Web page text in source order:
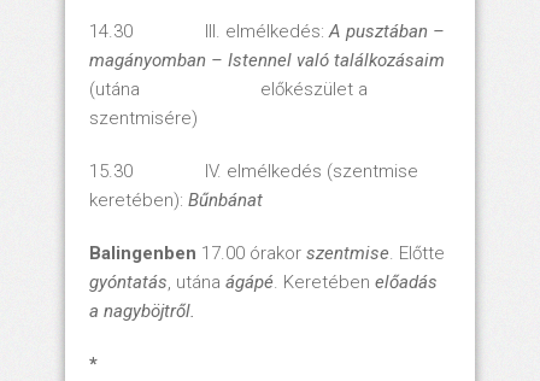
14.30 III. elmélkedés:A pusztában –
magányomban – Istennel való találkozásaim
(utána előkészület a
szentmisére)
15.30 IV. elmélkedés (szentmise
keretében): Bűnbánat
Balingenben 17.00 órakor szentmise. Előtte
gyóntatás, utána ágápé. Keretében előadás
a nagyböjtről.
*